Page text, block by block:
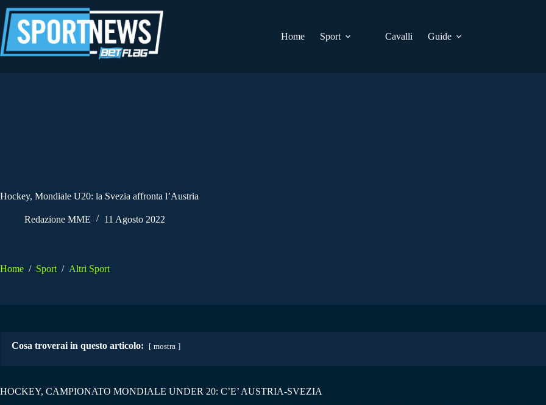
al
contenuto
Home
Sport Cavalli Guide
Hockey, Mondiale U20: la Svezia affronta l’Austria
Redazione MME 11 Agosto 2022
Home / Sport / Altri Sport
Cosa troverai in questo articolo: mostra
HOCKEY, CAMPIONATO MONDIALE UNDER 20: C’E’ AUSTRIA-SVEZIA